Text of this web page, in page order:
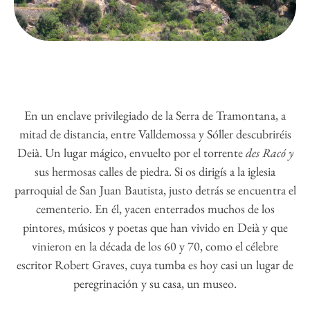
En un enclave privilegiado de la Serra de Tramontana, a
mitad de distancia, entre Valldemossa y Sóller descubriréis
Deià. Un lugar mágico, envuelto por el torrentedes Racó y
sus hermosas calles de piedra. Si os dirigís a la iglesia
parroquial de San Juan Bautista, justo detrás se encuentra el
cementerio. En él, yacen enterrados muchos de los
pintores, músicos y poetas que han vivido en Deià y que
vinieron en la década de los 60 y 70, como el célebre
escritor Robert Graves, cuya tumba es hoy casi un lugar de
peregrinación y su casa, un museo.